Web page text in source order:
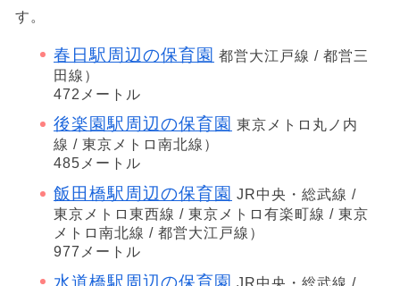
す。
春日駅周辺の保育園 都営大江戸線 / 都営三
田線）
472メートル
後楽園駅周辺の保育園 東京メトロ丸ノ内
線 / 東京メトロ南北線）
485メートル
飯田橋駅周辺の保育園 JR中央・総武線 /
東京メトロ東西線 / 東京メトロ有楽町線 / 東京
メトロ南北線 / 都営大江戸線）
977メートル
水道橋駅周辺の保育園 JR中央・総武線 /